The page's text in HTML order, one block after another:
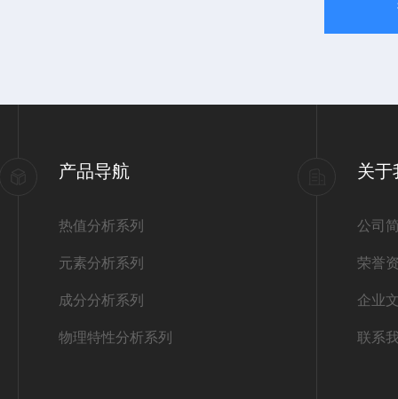
产品导航
热值分析系列
元素分析系列
成分分析系列
物理特性分析系列
关于
公司
荣誉
企业
联系